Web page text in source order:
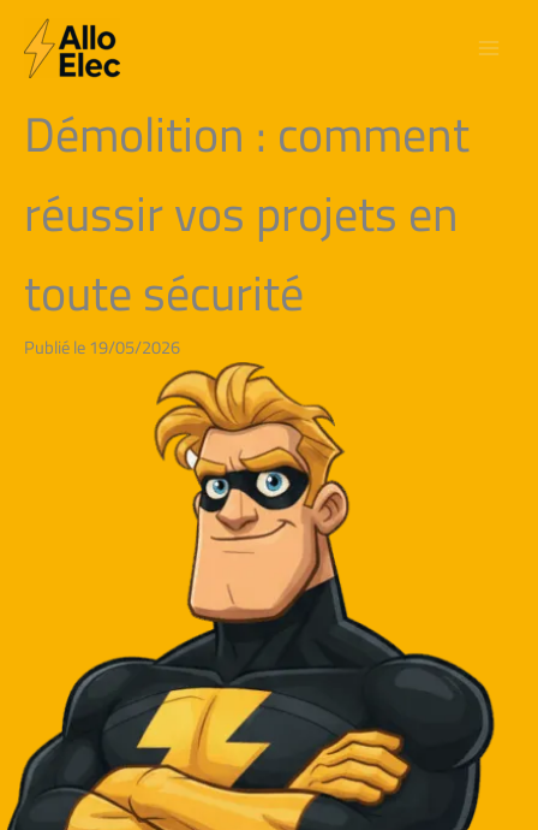
contenu
Démolition : comment
réussir vos projets en
toute sécurité
Publié le 19/05/2026